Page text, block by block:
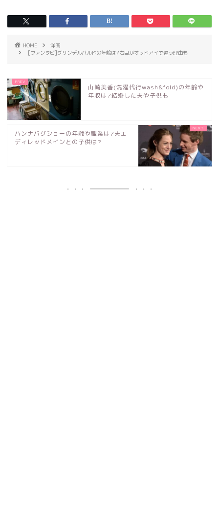
HOME
洋画
[ファンタビ]グリンデルバルドの年齢は?右目がオッドアイで違う理由も
山崎美香(洗濯代行wash&fold)の年齢や
年収は?結婚した夫や子供も
ハンナバグショーの年齢や職業は?夫エ
ディレッドメインとの子供は?